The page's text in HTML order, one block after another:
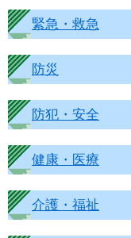
緊急・救急
防災
防犯・安全
健康・医療
介護・福祉